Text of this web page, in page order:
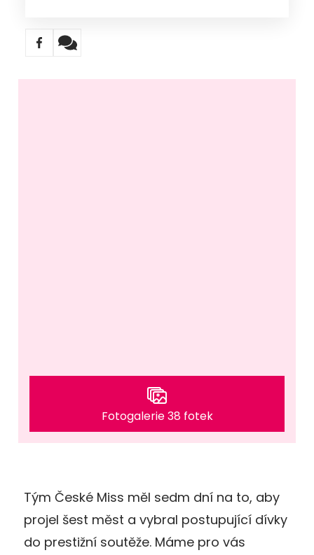
Fotogalerie 38 fotek
Tým České Miss měl sedm dní na to, aby
projel šest měst a vybral postupující dívky
do prestižní soutěže. Máme pro vás